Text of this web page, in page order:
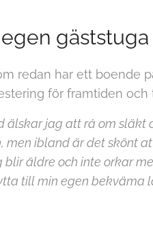
gäststuga
redan har ett boende
för framtiden
älskar jag att rå om släkt
men ibland är det skönt
blir äldre och inte orkar
till min egen bekväma